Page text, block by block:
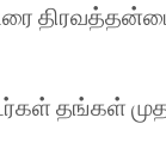
தங்கள்